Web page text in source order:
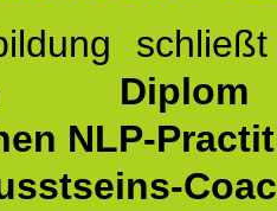
NLP-